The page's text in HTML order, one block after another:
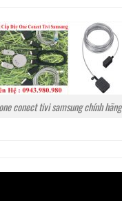
conect tivi samsung chính hãng